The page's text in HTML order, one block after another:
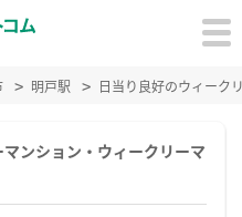
明戸駅 日当り良好のウィーク
ンション・ウィークリーマ